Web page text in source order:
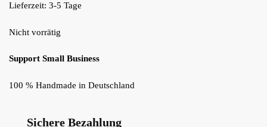
Lieferzeit: 3-5 Tage
Nicht vorrätig
Support Small Business
100 % Handmade in Deutschland
Sichere Bezahlung